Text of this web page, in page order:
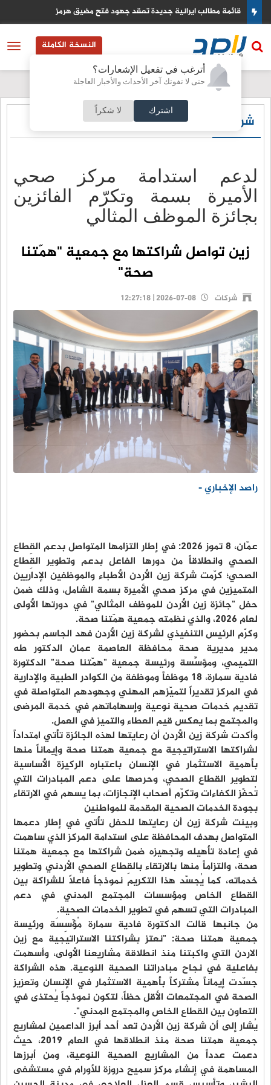
أترغب في تفعيل الإشعارات؟
حتى لا تفوتك آخر الأحداث والأخبار العاجلة
اشترك لا شكراً
كيف تستخدم اوروبا ارباح الاصول الروسية المجمدة لتمويل اوكرانيا
النسخة الكاملة
شركات
لدعم استدامة مركز صحي
الأميرة بسمة وتكرّم الفائزين
بجائزة الموظف المثالي
زين تواصل شراكتها مع جمعية "همّتنا
صحة"
شركات
راصد الإخباري -
عمّان، 8 تموز 2026: في إطار التزامها المتواصل بدعم القِطاع
الصحي وانطلاقاً من دورها الفاعل بدعم وتطوير القِطاع
الصحي؛ كرّمت شركة زين الأردن الأطباء والموظفين الإداريين
المتميزين في مركز صحي الأميرة بسمة الشامل، وذلك ضمن
حفل "جائزة زين الأردن للموظف المثالي" في دورتها الأولى
لعام 2026، والذي نظمته جمعية همّتنا صحة.
وكرّم الرئيس التنفيذي لشركة زين الأردن فهد الجاسم بحضور
مدير مديرية صحة محافظة العاصمة عمان الدكتور طه
التميمي، ومؤسِّسة ورئيسة جمعية "همّتنا صحة" الدكتورة
فادية سمارة، 18 موظفاً وموظفة من الكوادر الطبية والإدارية
في المركز تقديراً لتميّزهم المهني وجهودهم المتواصلة في
تقديم خدمات صحية نوعية وإسهاماتهم في خدمة المرضى
والمجتمع بما يعكس قيم العطاء والتميز في العمل.
وأكدت شركة زين الأردن أن رعايتها لهذه الجائزة تأتي امتداداً
لشراكتها الاستراتيجية مع جمعية همتنا صحة وإيماناً منها
بأهمية الاستثمار في الإنسان باعتباره الركيزة الأساسية
لتطوير القطاع الصحي، وحرصها على دعم المبادرات التي
تُحفّز الكفاءات وتكرّم أصحاب الإنجازات، بما يسهم في الارتقاء
بجودة الخدمات الصحية المقدمة للمواطنين
وبينت شركة زين أن رعايتها للحفل تأتي في إطار دعمها
المتواصل بهدف المحافظة على استدامة المركز الذي ساهمت
في إعادة تأهيله وتجهيزه ضمن شراكتها مع جمعية همتنا
صحة، والتزاماً منها بالارتقاء بالقِطاع الصحي الأردني وتطوير
خدماته، كما يُجسّد هذا التكريم نموذجاً فاعلاً للشراكة بين
القطاع الخاص ومؤسسات المجتمع المدني في دعم
المبادرات التي تسهم في تطوير الخدمات الصحية.
من جانبها قالت الدكتورة فادية سمارة مُؤّسِسَة ورئيسة
جمعية همتنا صحة: "نعتز بشراكتنا الاستراتيجية مع زين
الاردن التي واكبتنا منذ انطلاقة مشاريعنا الأولى، وأسهمت
بفاعلية في نجاح مبادراتنا الصحية النوعية. هذه الشراكة
جسّدت إيماناً مشتركاً بأهمية الاستثمار في الإنسان وتعزيز
الصحة في المجتمعات الأقل حظاً، لتكون نموذجاً يُحتذى في
التعاون بين القطاع الخاص والمجتمع المدني".
يُشار إلى أن شركة زين الأردن تعد أحد أبرز الداعمين لمشاريع
جمعية همتنا صحة منذ انطلاقها في العام 2019، حيث
دعمت عدداً من المشاريع الصحية النوعية، ومن أبرزها
المساهمة في إنشاء مركز سميح دروزة للأورام في مستشفى